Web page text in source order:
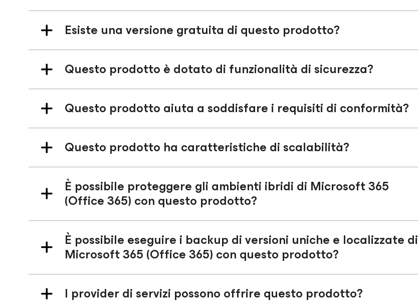
Esiste una versione gratuita di questo prodotto?
Questo prodotto è dotato di funzionalità di sicurezza?
Questo prodotto aiuta a soddisfare i requisiti di conformità?
Questo prodotto ha caratteristiche di scalabilità?
È possibile proteggere gli ambienti ibridi di Microsoft 365
(Office 365) con questo prodotto?
È possibile eseguire i backup di versioni uniche e localizzate di
Microsoft 365 (Office 365) con questo prodotto?
I provider di servizi possono offrire questo prodotto?